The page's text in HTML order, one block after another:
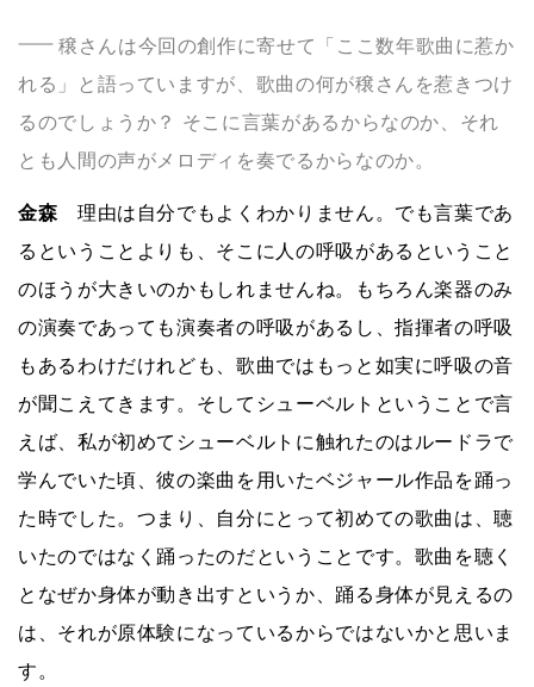
穣さんは今回の創作に寄せて「ここ数年歌曲に惹か
れる」と語っていますが、歌曲の何が穣さんを惹きつけ
るのでしょうか？ そこに言葉があるからなのか、それ
とも人間の声がメロディを奏でるからなのか。
金森 理由は自分でもよくわかりません。でも言葉であ
るということよりも、そこに人の呼吸があるということ
のほうが大きいのかもしれませんね。もちろん楽器のみ
の演奏であっても演奏者の呼吸があるし、指揮者の呼吸
もあるわけだけれども、歌曲ではもっと如実に呼吸の音
が聞こえてきます。そしてシューベルトということで言
えば、私が初めてシューベルトに触れたのはルードラで
学んでいた頃、彼の楽曲を用いたベジャール作品を踊っ
た時でした。つまり、自分にとって初めての歌曲は、聴
いたのではなく踊ったのだということです。歌曲を聴く
となぜか身体が動き出すというか、踊る身体が見えるの
は、それが原体験になっているからではないかと思いま
す。